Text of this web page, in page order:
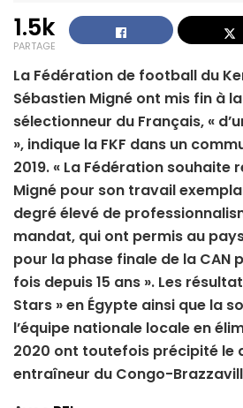
1.5k
PARTAGE
La Fédération de football du
Sébastien Migné ont mis fin à
sélectionneur du Français, «
», indique la FKF dans un
2019. « La Fédération souhaite
Migné pour son travail
degré élevé de
mandat, qui ont permis au
pour la phase finale de la CAN
fois depuis 15 ans ». Les
Stars » en Égypte ainsi que la
l’équipe nationale locale en
2020 ont toutefois précipité le
entraîneur du Congo-